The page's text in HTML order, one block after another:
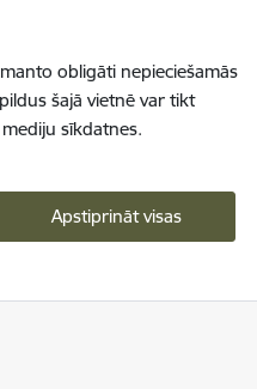
obligāti nepieciešamās
šajā vietnē var tikt
sīkdatnes.
Apstiprināt visas